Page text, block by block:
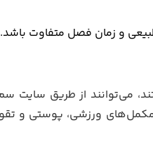
و زمان فصل متفاوت باشد.
می‌توانند از طریق
ورزشی، پوستی و